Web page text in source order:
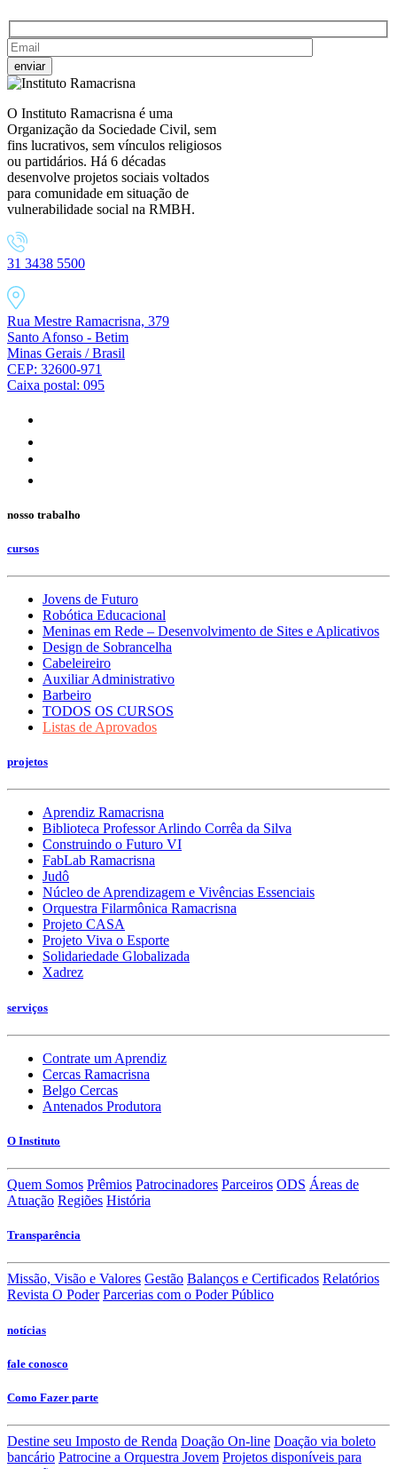
O Instituto Ramacrisna é uma
Organização da Sociedade Civil, sem
fins lucrativos, sem vínculos religiosos
ou partidários. Há 6 décadas
desenvolve projetos sociais voltados
para comunidade em situação de
vulnerabilidade social na RMBH.
31 3438 5500
Rua Mestre Ramacrisna, 379
Santo Afonso - Betim
Minas Gerais / Brasil
CEP: 32600-971
Caixa postal: 095
nosso trabalho
cursos
Jovens de Futuro
Robótica Educacional
Meninas em Rede – Desenvolvimento de Sites e Aplicativos
Design de Sobrancelha
Cabeleireiro
Auxiliar Administrativo
Barbeiro
TODOS OS CURSOS
Listas de Aprovados
projetos
Aprendiz Ramacrisna
Biblioteca Professor Arlindo Corrêa da Silva
Construindo o Futuro VI
FabLab Ramacrisna
Judô
Núcleo de Aprendizagem e Vivências Essenciais
Orquestra Filarmônica Ramacrisna
Projeto CASA
Projeto Viva o Esporte
Solidariedade Globalizada
Xadrez
serviços
Contrate um Aprendiz
Cercas Ramacrisna
Belgo Cercas
Antenados Produtora
O Instituto
Quem Somos Prêmios Patrocinadores Parceiros ODS Áreas de
Atuação Regiões História
Transparência
Missão, Visão e Valores Gestão Balanços e Certificados Relatórios
Revista O Poder Parcerias com o Poder Público
notícias
fale conosco
Como Fazer parte
Destine seu Imposto de Renda Doação On-line Doação via boleto
bancário Patrocine a Orquestra Jovem Projetos disponíveis para